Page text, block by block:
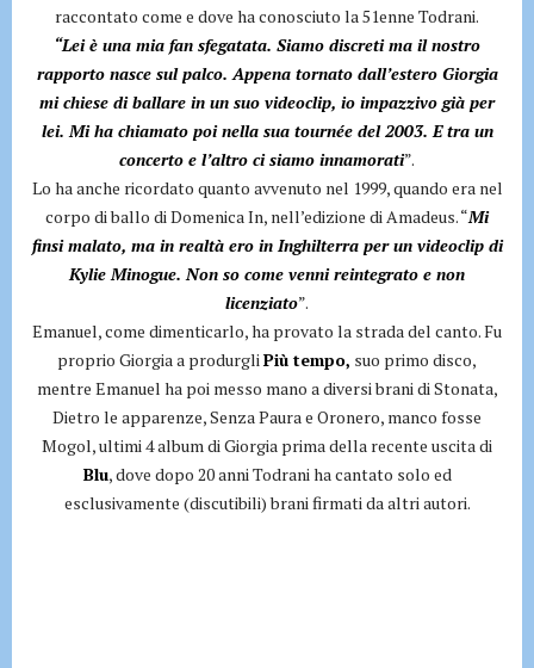
raccontato come e dove ha conosciuto la 51enne Todrani.
“Lei è una mia fan sfegatata. Siamo discreti ma il nostro
rapporto nasce sul palco. Appena tornato dall’estero Giorgia
mi chiese di ballare in un suo videoclip, io impazzivo già per
lei. Mi ha chiamato poi nella sua tournée del 2003. E tra un
concerto e l’altro ci siamo innamorati”.
Lo ha anche ricordato quanto avvenuto nel 1999, quando era nel
corpo di ballo di Domenica In, nell’edizione di Amadeus. “Mi
finsi malato, ma in realtà ero in Inghilterra per un videoclip di
Kylie Minogue. Non so come venni reintegrato e non
licenziato”.
Emanuel, come dimenticarlo, ha provato la strada del canto. Fu
proprio Giorgia a produrgliPiù tempo, suo primo disco,
mentre Emanuel ha poi messo mano a diversi brani di Stonata,
Dietro le apparenze, Senza Paura e Oronero, manco fosse
Mogol, ultimi 4 album di Giorgia prima della recente uscita di
Blu, dove dopo 20 anni Todrani ha cantato solo ed
esclusivamente (discutibili) brani firmati da altri autori.